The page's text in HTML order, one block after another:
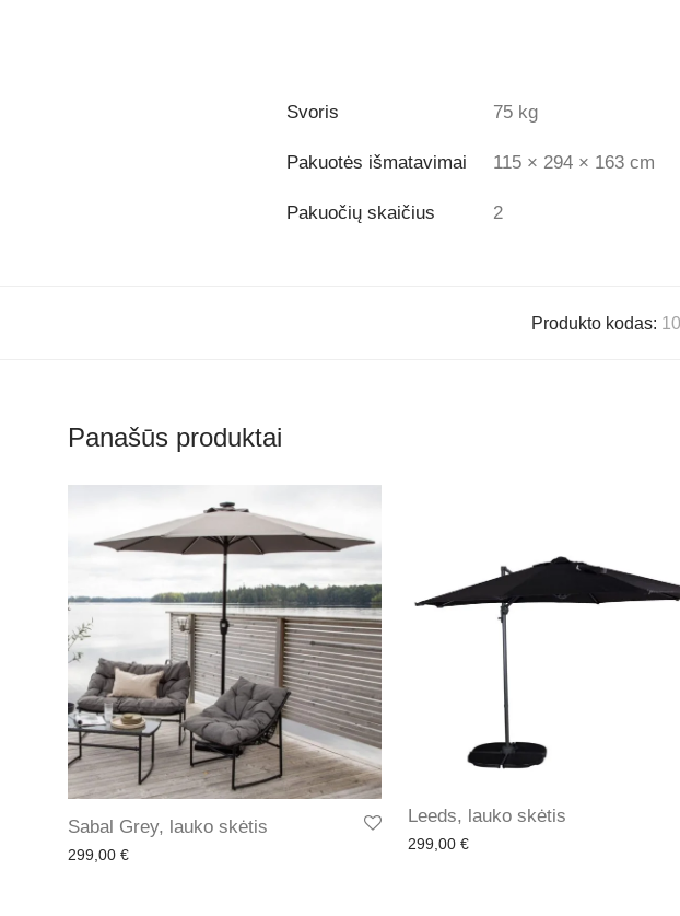
Svoris 75 kg
Pakuotės išmatavimai 115 × 294 × 163 cm
Pakuočių skaičius 2
Produkto kodas:
Panašūs produktai
Sabal Grey, lauko skėtis
299,00 €
Leeds, lauko skėtis
299,00 €